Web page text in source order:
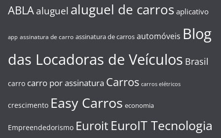
ABLA aluguel aluguel de carros aplicativo
app assinatura de carro assinatura de carros automóveis Blog
das Locadoras de Veículos Brasil
carro carro por assinatura Carros carros elétricos
crescimento Easy Carros economia
Empreendedorismo Euroit EuroIT Tecnologia